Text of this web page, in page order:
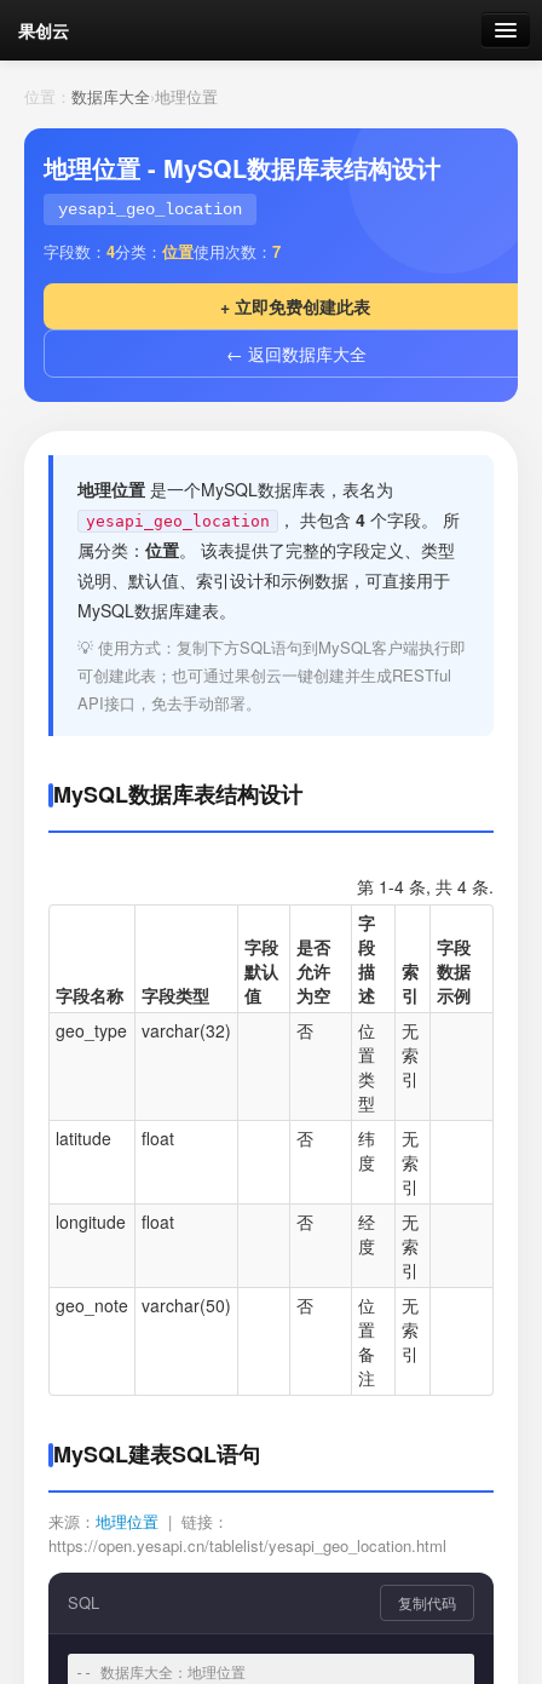
果创云
数据表单
API接口
云存储
我的
套餐 加流量
接口测试
位置： 数据库大全›地理位置
地理位置 - MySQL数据库表结构设计
yesapi_geo_location
字段数： 4分类： 位置使用次数： 7
+ 立即免费创建此表
← 返回数据库大全
地理位置 是一个MySQL数据库表，表名为
yesapi_geo_location ， 共包含 4 个字段。 所
属分类： 位置。 该表提供了完整的字段定义、类型
说明、默认值、索引设计和示例数据，可直接用于
MySQL数据库建表。
💡 使用方式：复制下方SQL语句到MySQL客户端执行即
可创建此表；也可通过果创云一键创建并生成RESTful
API接口，免去手动部署。
MySQL数据库表结构设计
第 1-4 条, 共 4 条.
字段名称 字段类型
字段
默认
值
是否
允许
为空
字
段
描
述
索
引
字段
数据
示例
geo_type varchar(32) 否
位
置
类
型
无
索
引
latitude float 否
纬
度
无
索
引
longitude
float 否
经
度
无
索
引
geo_note varchar(50) 否
位
置
备
注
无
索
引
MySQL建表SQL语句
来源： 地理位置 | 链接：
https://open.yesapi.cn/tablelist/yesapi_geo_location.html
SQL 复制代码
-- 数据库大全：地理位置